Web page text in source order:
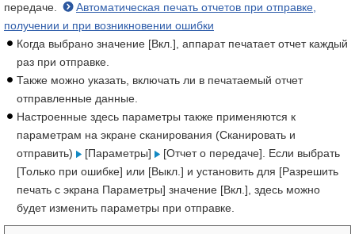
передаче.
Автоматическая печать отчетов при отправке,
получении и при возникновении ошибки
Когда выбрано значение [Вкл.], аппарат печатает отчет каждый
раз при отправке.
Также можно указать, включать ли в печатаемый отчет
отправленные данные.
Настроенные здесь параметры также применяются к
параметрам на экране сканирования (Сканировать и
отправить)
[Параметры]
[Отчет о передаче]. Если выбрать
[Только при ошибке] или [Выкл.] и установить для [Разрешить
печать с экрана Параметры] значение [Вкл.], здесь можно
будет изменить параметры при отправке.